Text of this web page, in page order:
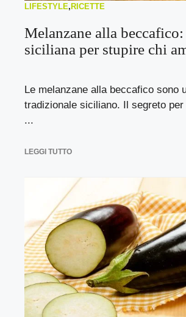
LIFESTYLE,RICETTE
Melanzane alla
siciliana per stupire chi
Le melanzane alla beccafico sono
tradizionale siciliano. Il segreto
...
LEGGI TUTTO